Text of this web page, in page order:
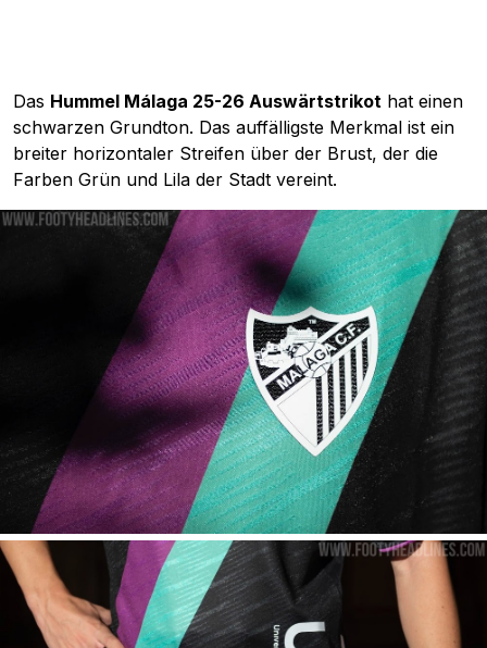
Das Hummel Málaga 25-26 Auswärtstrikot hat einen
schwarzen Grundton. Das auffälligste Merkmal ist ein
breiter horizontaler Streifen über der Brust, der die
Farben Grün und Lila der Stadt vereint.